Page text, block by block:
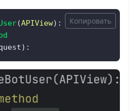
(APIView
):
Копировать